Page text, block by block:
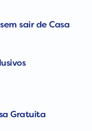
sair de Casa
Gratuita